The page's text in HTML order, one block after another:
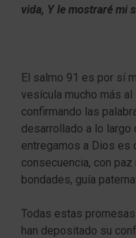
vida, Y le mostraré mi
El salmo 91 es por sí
vesícula mucho más
confirmando las
desarrollado a lo largo
entregamos a Dios es
consecuencia, con
bondades, guía
Todas estas
han depositado su